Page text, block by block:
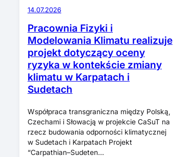
14.07.2026
Pracownia Fizyki i
Modelowania Klimatu realizuje
projekt dotyczący oceny
ryzyka w kontekście zmiany
klimatu w Karpatach i
Sudetach
Współpraca transgraniczna między Polską,
Czechami i Słowacją w projekcie CaSuT na
rzecz budowania odporności klimatycznej
w Sudetach i Karpatach Projekt
“Carpathian–Sudeten…